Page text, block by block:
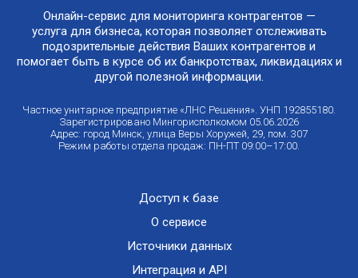
Онлайн-сервис для мониторинга контрагентов —
услуга для бизнеса, которая позволяет отслеживать
подозрительные действия Ваших контрагентов и
помогает быть в курсе об их банкротствах, ликвидациях и
другой полезной информации.
Частное унитарное предприятие «ЛНС Решения». УНП 192855180.
Зарегистрировано Мингорисполкомом 05.06.2026
Адрес: город Минск, улица Веры Хоружей, 29, пом. 307
Режим работы отдела продаж: ПН-ПТ 09:00–17:00.
Доступ к базе
О сервисе
Источники данных
Интеграция и API